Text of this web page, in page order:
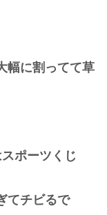
幅に割ってて草
ポーツくじ
てチビるで